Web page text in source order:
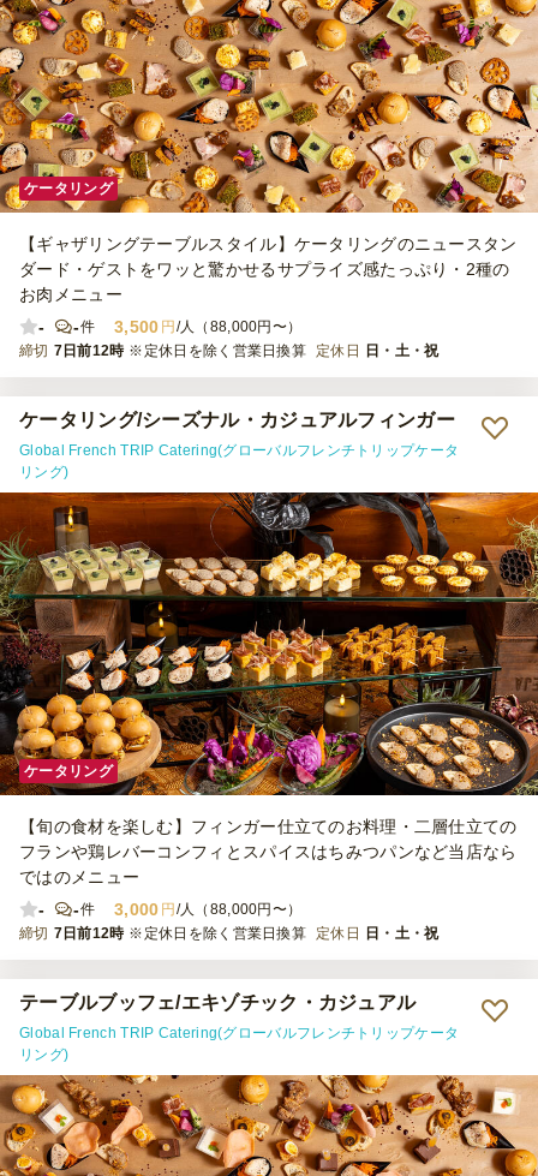
ケータリング
【ギャザリングテーブルスタイル】ケータリングのニュースタン
ダード・ゲストをワッと驚かせるサプライズ感たっぷり・2種の
お肉メニュー
-
-件 3,500 円 /人（88,000円〜）
締切 7日前12時 ※定休日を除く営業日換算 定休日 日・土・祝
ケータリング/シーズナル・カジュアルフィンガー
Global French TRIP Catering(グローバルフレンチトリップケータ
リング)
ケータリング
【旬の食材を楽しむ】フィンガー仕立てのお料理・二層仕立ての
フランや鶏レバーコンフィとスパイスはちみつパンなど当店なら
ではのメニュー
-
-件 3,000 円 /人（88,000円〜）
締切 7日前12時 ※定休日を除く営業日換算 定休日 日・土・祝
テーブルブッフェ/エキゾチック・カジュアル
Global French TRIP Catering(グローバルフレンチトリップケータ
リング)